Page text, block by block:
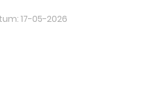
17-05-2026